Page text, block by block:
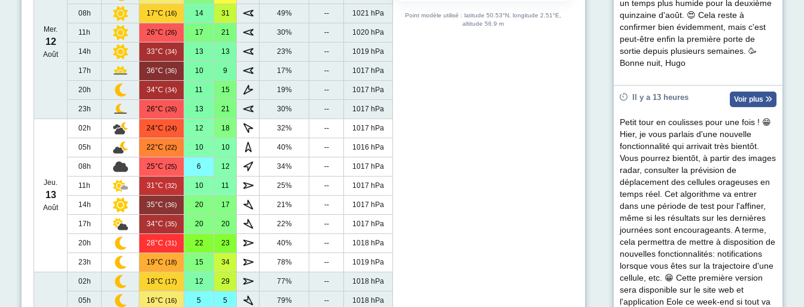
Mer.
12
Août
08h 17°C (16) 14 31 49% -- 1021 hPa
11h 26°C (26) 17 21 30% -- 1020 hPa
14h 33°C (34) 13 13 23% -- 1019 hPa
17h 36°C (36) 10 9 17% -- 1017 hPa
20h 34°C (34) 11 15 19% -- 1017 hPa
23h 26°C (26) 13 21 30% -- 1017 hPa
Jeu.
13
Août
02h 24°C (24) 12 18 32% -- 1017 hPa
05h 22°C (22) 10 10 40% -- 1016 hPa
08h 25°C (25) 6 12 34% -- 1017 hPa
11h 31°C (32) 10 11 25% -- 1017 hPa
14h 35°C (36) 20 17 21% -- 1017 hPa
17h 34°C (35) 20 20 22% -- 1017 hPa
20h 28°C (31) 22 23 40% -- 1018 hPa
23h 19°C (18) 15 34 78% -- 1019 hPa
02h 18°C (17) 12 29 77% -- 1018 hPa
05h 16°C (16) 5 5 79% -- 1018 hPa
Point modèle utilisé : latitude 50.53°N, longitude 2.51°E,
altitude 56.9 m
un temps plus humide pour la deuxième
quinzaine d'août. 😍 Cela reste à
confirmer bien évidemment, mais c'est
peut-être enfin la première porte de
sortie depuis plusieurs semaines. 🥳
Bonne nuit, Hugo
Il y a 13 heures Voir plus
Petit tour en coulisses pour une fois ! 😁
Hier, je vous parlais d'une nouvelle
fonctionnalité qui arrivait très bientôt.
Vous pourrez bientôt, à partir des images
radar, consulter la prévision de
déplacement des cellules orageuses en
temps réel. Cet algorithme va entrer
dans une période de test pour l'affiner,
même si les résultats sur les dernières
journées sont encourageants. A terme,
cela permettra de mettre à disposition de
nouvelles fonctionnalités: notifications
lorsque vous êtes sur la trajectoire d'une
cellule, etc. 😁 Cette première version
sera disponible sur le site web et
l'application Eole ce week-end si tout va